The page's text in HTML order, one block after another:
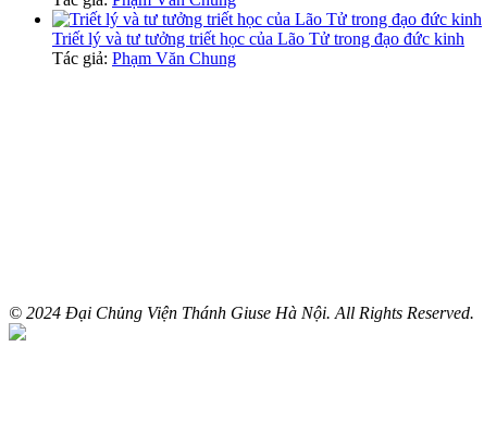
Triết lý và tư tưởng triết học của Lão Tử trong đạo đức kinh
Tác giả: Phạm Văn Chung
© 2024 Đại Chủng Viện Thánh Giuse Hà Nội. All Rights Reserved.